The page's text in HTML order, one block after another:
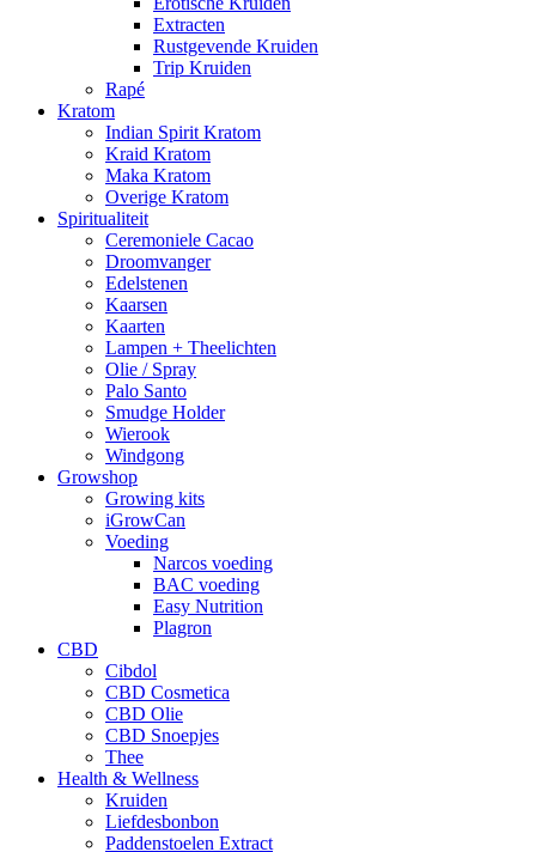
Extracten
Rustgevende Kruiden
Trip Kruiden
Rapé
Kratom
Indian Spirit Kratom
Kraid Kratom
Maka Kratom
Overige Kratom
Spiritualiteit
Ceremoniele Cacao
Droomvanger
Edelstenen
Kaarsen
Kaarten
Lampen + Theelichten
Olie / Spray
Palo Santo
Smudge Holder
Wierook
Windgong
Growshop
Growing kits
iGrowCan
Voeding
Narcos voeding
BAC voeding
Easy Nutrition
Plagron
CBD
Cibdol
CBD Cosmetica
CBD Olie
CBD Snoepjes
Thee
Health & Wellness
Kruiden
Liefdesbonbon
Paddenstoelen Extract